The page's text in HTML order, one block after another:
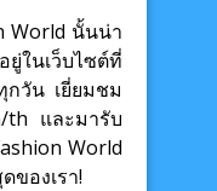
World นั้นน่า
ในเว็บไซต์ที่
กวัน เยี่ยมชม
th และมารับ
World
ของเรา!